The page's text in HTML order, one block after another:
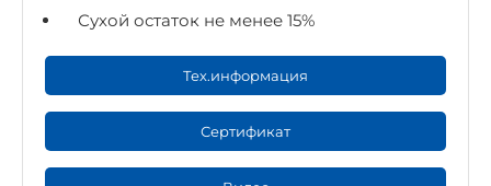
Сухой остаток не менее 15%
Тех.информация
Сертификат